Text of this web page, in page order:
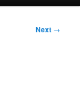
Next →